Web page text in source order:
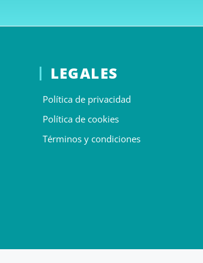
LEGALES
Política de privacidad
Política de cookies
Términos y condiciones